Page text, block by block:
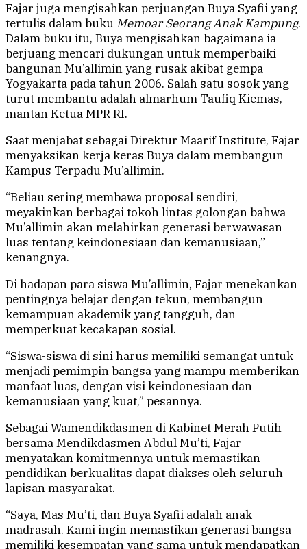
Fajar juga mengisahkan perjuangan Buya Syafii yang
tertulis dalam buku Memoar Seorang Anak Kampung.
Dalam buku itu, Buya mengisahkan bagaimana ia
berjuang mencari dukungan untuk memperbaiki
bangunan Mu’allimin yang rusak akibat gempa
Yogyakarta pada tahun 2006. Salah satu sosok yang
turut membantu adalah almarhum Taufiq Kiemas,
mantan Ketua MPR RI.
Saat menjabat sebagai Direktur Maarif Institute, Fajar
menyaksikan kerja keras Buya dalam membangun
Kampus Terpadu Mu’allimin.
“Beliau sering membawa proposal sendiri,
meyakinkan berbagai tokoh lintas golongan bahwa
Mu’allimin akan melahirkan generasi berwawasan
luas tentang keindonesiaan dan kemanusiaan,”
kenangnya.
Di hadapan para siswa Mu’allimin, Fajar menekankan
pentingnya belajar dengan tekun, membangun
kemampuan akademik yang tangguh, dan
memperkuat kecakapan sosial.
“Siswa-siswa di sini harus memiliki semangat untuk
menjadi pemimpin bangsa yang mampu memberikan
manfaat luas, dengan visi keindonesiaan dan
kemanusiaan yang kuat,” pesannya.
Sebagai Wamendikdasmen di Kabinet Merah Putih
bersama Mendikdasmen Abdul Mu’ti, Fajar
menyatakan komitmennya untuk memastikan
pendidikan berkualitas dapat diakses oleh seluruh
lapisan masyarakat.
“Saya, Mas Mu’ti, dan Buya Syafii adalah anak
madrasah. Kami ingin memastikan generasi bangsa
memiliki kesempatan yang sama untuk mendapatkan